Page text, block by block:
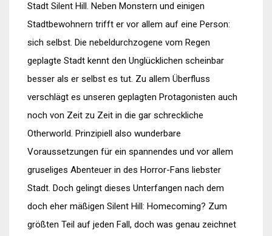
Stadt Silent Hill. Neben Monstern und einigen
Stadtbewohnern trifft er vor allem auf eine Person:
sich selbst. Die nebeldurchzogene vom Regen
geplagte Stadt kennt den Unglücklichen scheinbar
besser als er selbst es tut. Zu allem Überfluss
verschlägt es unseren geplagten Protagonisten auch
noch von Zeit zu Zeit in die gar schreckliche
Otherworld. Prinzipiell also wunderbare
Voraussetzungen für ein spannendes und vor allem
gruseliges Abenteuer in des Horror-Fans liebster
Stadt. Doch gelingt dieses Unterfangen nach dem
doch eher mäßigen Silent Hill: Homecoming? Zum
größten Teil auf jeden Fall, doch was genau zeichnet